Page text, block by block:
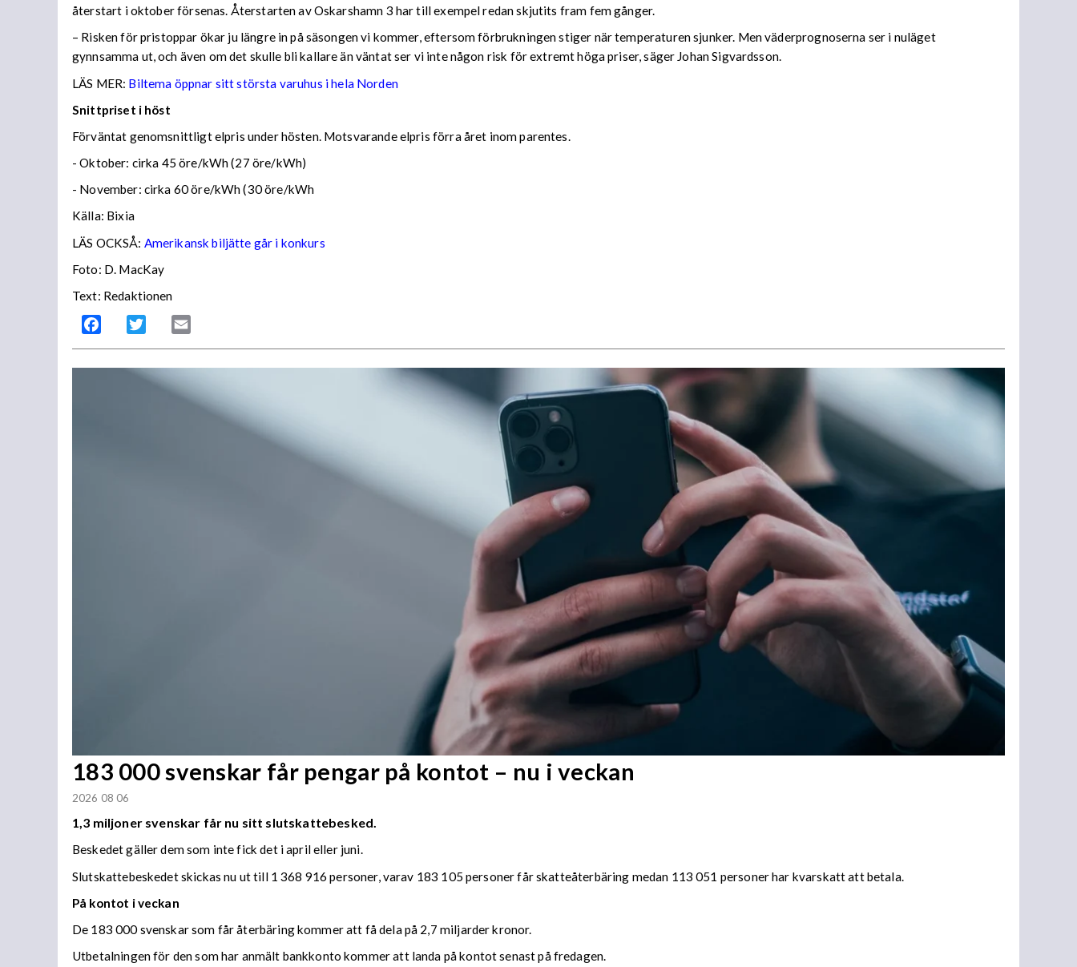
återstart i oktober försenas. Återstarten av Oskarshamn 3 har till exempel redan skjutits fram fem gånger.
– Risken för pristoppar ökar ju längre in på säsongen vi kommer, eftersom förbrukningen stiger när temperaturen sjunker. Men väderprognoserna ser i nuläget
gynnsamma ut, och även om det skulle bli kallare än väntat ser vi inte någon risk för extremt höga priser, säger Johan Sigvardsson.
LÄS MER: Biltema öppnar sitt största varuhus i hela Norden
Snittpriset i höst
Förväntat genomsnittligt elpris under hösten. Motsvarande elpris förra året inom parentes.
- Oktober: cirka 45 öre/kWh (27 öre/kWh)
- November: cirka 60 öre/kWh (30 öre/kWh
Källa: Bixia
LÄS OCKSÅ: Amerikansk biljätte går i konkurs
Foto: D. MacKay
Text: Redaktionen
Facebook Twitter
183 000 svenskar får pengar på kontot – nu i veckan
2026 08 06
1,3 miljoner svenskar får nu sitt slutskattebesked.
Beskedet gäller dem som inte fick det i april eller juni.
Slutskattebeskedet skickas nu ut till 1 368 916 personer, varav 183 105 personer får skatteåterbäring medan 113 051 personer har kvarskatt att betala.
På kontot i veckan
De 183 000 svenskar som får återbäring kommer att få dela på 2,7 miljarder kronor.
Utbetalningen för den som har anmält bankkonto kommer att landa på kontot senast på fredagen.